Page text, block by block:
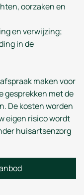
oorzaken en
en verwijzing;
in de
maken voor
gesprekken met de
De kosten worden
eigen risico wordt
huisartsenzorg